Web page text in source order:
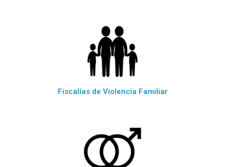
Fiscalías de Violencia Familiar